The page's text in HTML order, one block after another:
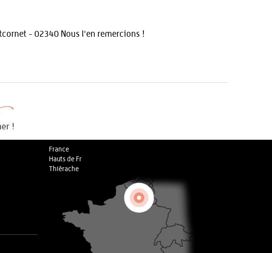
- 02340 Nous l'en remercions !
France
Hauts de Fr
Thiérache